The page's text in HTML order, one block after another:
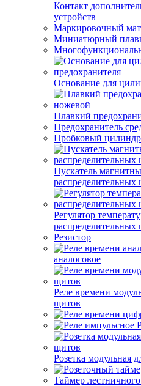
Контакт
устройств
Маркировочный
Миниатюрный
Основание для
Плавкий
Предохранитель
Пробковый
Пускатель
распределительных
Регулятор
распределительных
Резистор
аналоговое
Реле времени
щитов
Розетка модульная
Таймер